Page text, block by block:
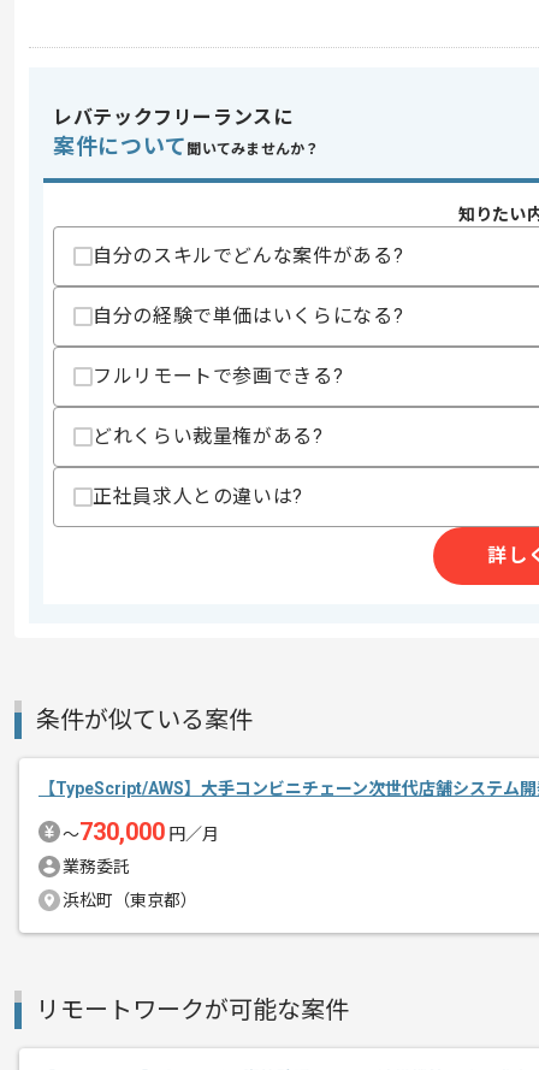
業務内容
アプリ開発
求めるスキル
・React(TypeScript)を用いた開発経験
・フロントエンドでのWebアプリ開発
・テックリードやリーダー経験
・toBサービスの開発実務経験
スキルに不安がある方へ
上記に似た経験やスキルをお持ちであれば申
その他募集要項
メント
レバテックでの実績がある企業の案件で
複数案件を保有している企業ですので、
レバテックフリーランスに
案件について 聞いてみませんか？
知りたい
自分のスキルでどんな案件がある?
自分の経験で単価はいくらになる?
フルリモートで参画できる?
どれくらい裁量権がある?
正社員求人との違いは?
詳し
条件が似ている案件
【TypeScript/AWS】大手コンビニチェーン次世代店舗システム
〜730,000 円／月
業務委託
浜松町（東京都）
リモートワークが可能な案件